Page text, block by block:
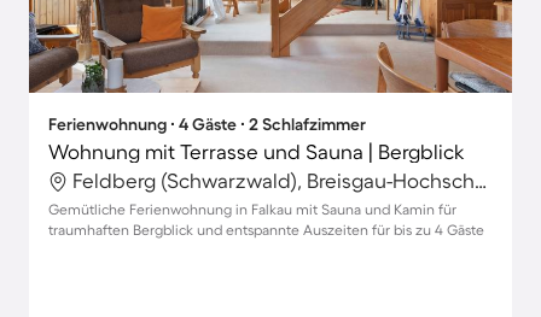
Ferienwohnung ∙ 4 Gäste ∙ 2 Schlafzimmer
Wohnung mit Terrasse und Sauna | Bergblick
Feldberg (Schwarzwald), Breisgau-Hochschwarzwald, Deutschland
Gemütliche Ferienwohnung in Falkau mit Sauna und Kamin für
traumhaften Bergblick und entspannte Auszeiten für bis zu 4 Gäste